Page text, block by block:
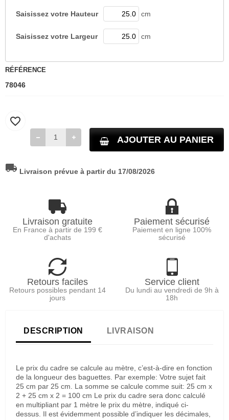
Saisissez votre Hauteur cm
Saisissez votre Largeur cm
RÉFÉRENCE
78046
AJOUTER AU PANIER
favorite_border
local_shipping Livraison prévue à partir du 17/08/2026
Livraison gratuite
En France à partir de 199 €
d'achats
Paiement sécurisé
Paiement en ligne 100%
sécurisé
Retours faciles
Retours possibles pendant 14
jours
Service client
Du lundi au vendredi de 9h à
18h
DESCRIPTION LIVRAISON
Le prix du cadre se calcule au mètre, c’est-à-dire en fonction
de la longueur des baguettes. Par exemple: Votre sujet fait
25 cm par 25 cm. La somme se calcule comme suit: 25 cm x
2 + 25 cm x 2 = 100 cm Le prix du cadre sera donc calculé
en multipliant par 1 mètre le prix du mètre, indiqué ci-
dessus. Il est évidemment possible d’indiquer les décimales,